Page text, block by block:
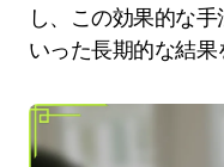
し、この効果的な
いった長期的な結果